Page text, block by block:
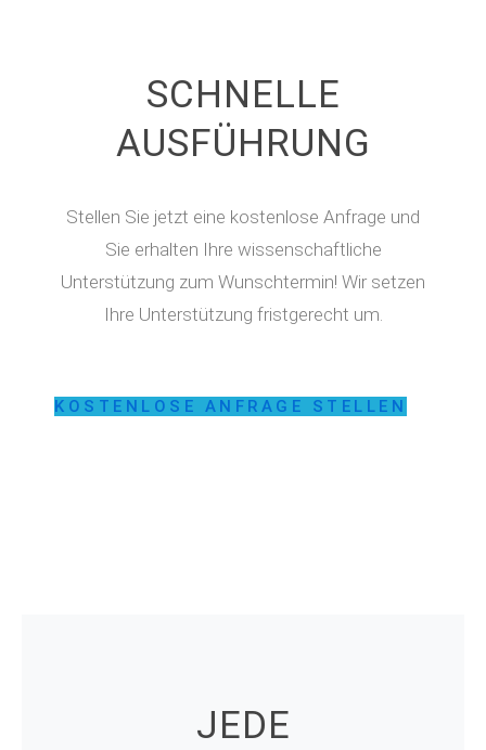
SCHNELLE
AUSFÜHRUNG
Stellen Sie jetzt eine kostenlose Anfrage und
Sie erhalten Ihre wissenschaftliche
Unterstützung zum Wunschtermin! Wir setzen
Ihre Unterstützung fristgerecht um.
KOSTENLOSE ANFRAGE STELLEN
JEDE